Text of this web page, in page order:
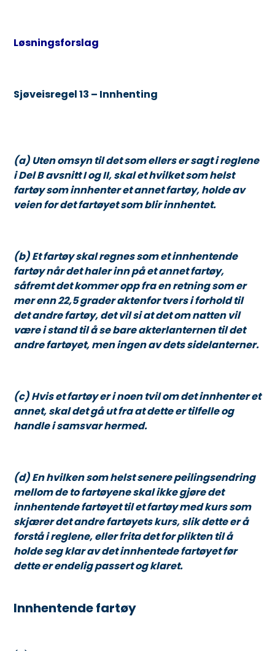
Løsningsforslag
Sjøveisregel 13 – Innhenting
(a) Uten omsyn til det som ellers er sagt i reglene
i Del B avsnitt I og II, skal et hvilket som helst
fartøy som innhenter et annet fartøy, holde av
veien for det fartøyet som blir innhentet.
(b) Et fartøy skal regnes som et innhentende
fartøy når det haler inn på et annet fartøy,
såfremt det kommer opp fra en retning som er
mer enn 22,5 grader aktenfor tvers i forhold til
det andre fartøy, det vil si at det om natten vil
være i stand til å se bare akterlanternen til det
andre fartøyet, men ingen av dets sidelanterner.
(c) Hvis et fartøy er i noen tvil om det innhenter et
annet, skal det gå ut fra at dette er tilfelle og
handle i samsvar hermed.
(d) En hvilken som helst senere peilingsendring
mellom de to fartøyene skal ikke gjøre det
innhentende fartøyet til et fartøy med kurs som
skjærer det andre fartøyets kurs, slik dette er å
forstå i reglene, eller frita det for plikten til å
holde seg klar av det innhentede fartøyet før
dette er endelig passert og klaret.
Innhentende fartøy